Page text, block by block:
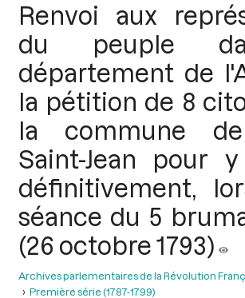
Renvoi aux
du peuple
département de
la pétition de 8
la commune
Saint-Jean pour
définitivement,
séance du 5
(26 octobre 1793)
Archives parlementaires de la Révolution
Première série (1787-1799)